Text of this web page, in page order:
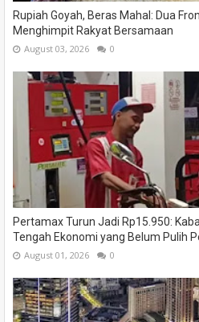
Rupiah Goyah, Beras Mahal: Dua
Menghimpit Rakyat Bersamaan
August 03, 2026 0
Pertamax Turun Jadi Rp15.950:
Tengah Ekonomi yang Belum Pulih
August 01, 2026 0